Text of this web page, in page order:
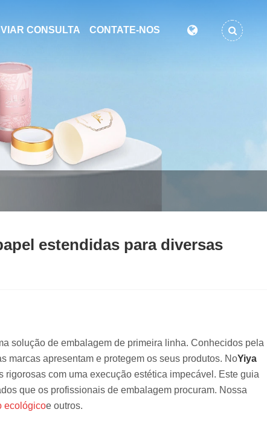
CONSULTA CONTATE-NOS
estendidas para diversas
solução de embalagem de primeira linha. Conhecidos pela
marcas apresentam e protegem os seus produtos. NoYiya
com uma execução estética impecável. Este guia
que os profissionais de embalagem procuram. Nossa
ecológicoe outros.